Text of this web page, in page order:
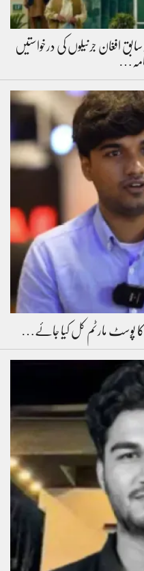
افغان جرنیلوں کی درخواستیں
کا پوسٹ مارٹم کل کیا جائے…